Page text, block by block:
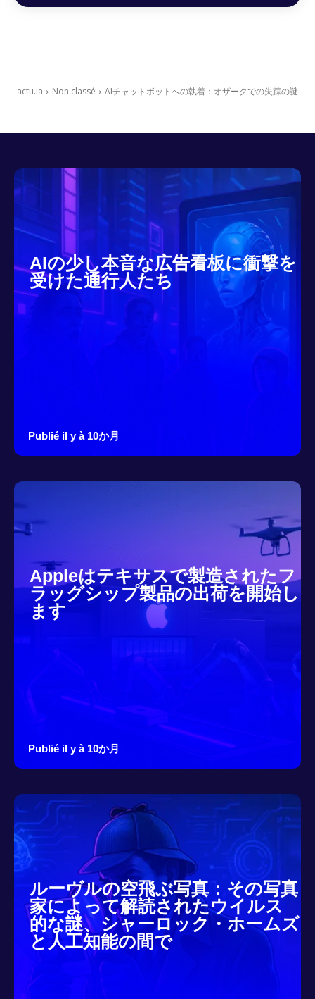
actu.ia Non classé AIチャットボットへの執着：オザークでの失踪の謎
AIの少し本音な広告看板に衝撃を
受けた通行人たち
Publié il y à 10か月
Appleはテキサスで製造されたフ
ラッグシップ製品の出荷を開始し
ます
Publié il y à 10か月
ルーヴルの空飛ぶ写真：その写真
家によって解読されたウイルス
的な謎、シャーロック・ホームズ
と人工知能の間で